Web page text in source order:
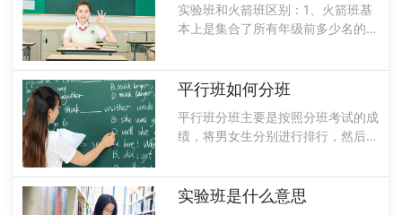
验......
实验班和火箭班区别：1、火箭班基
本上是集合了所有年级前多少名的学
是比较频繁的，可以说火箭班是学校
教学经验......
平行班如何分班
平行班分班主要是按照分班考试的成
绩，将男女生分别进行排行，然后再
学校里实现教学均衡的一种方法，这
样可以力求各班的起点相似，同时学
实验班是什么意思